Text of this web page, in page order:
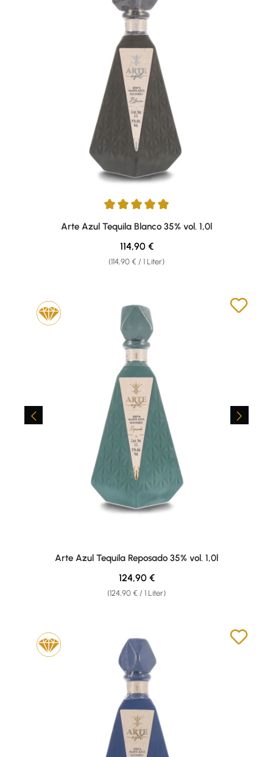
Durchschnittliche Bewertung von 5 von 5 Sternen
Arte Azul Tequila Blanco 35% vol. 1,0l
(114,90 € / 1 Liter)
Regulärer Preis:
114,90 €
Arte Azul Tequila Reposado 35% vol. 1,0l
(124,90 € / 1 Liter)
Regulärer Preis:
124,90 €